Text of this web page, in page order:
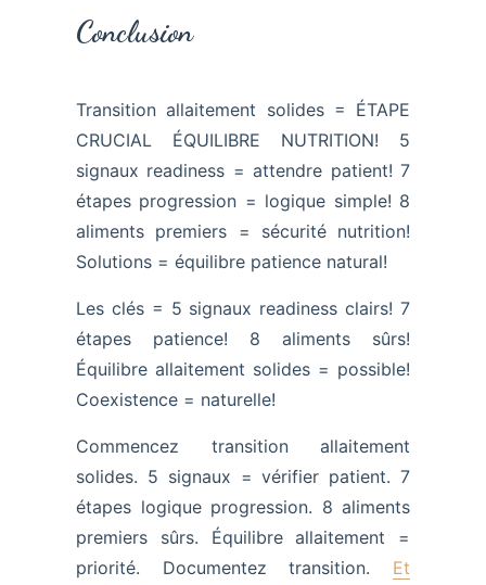
Conclusion
Transition allaitement solides = ÉTAPE
CRUCIAL ÉQUILIBRE NUTRITION! 5
signaux readiness = attendre patient! 7
étapes progression = logique simple! 8
aliments premiers = sécurité nutrition!
Solutions = équilibre patience natural!
Les clés = 5 signaux readiness clairs! 7
étapes patience! 8 aliments sûrs!
Équilibre allaitement solides = possible!
Coexistence = naturelle!
Commencez transition allaitement
solides. 5 signaux = vérifier patient. 7
étapes logique progression. 8 aliments
premiers sûrs. Équilibre allaitement =
priorité. Documentez transition. Et